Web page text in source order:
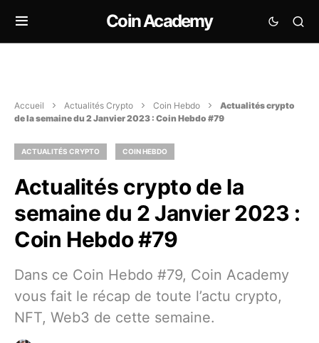
Coin Academy
Accueil Actualités Crypto Coin Hebdo
Actualités crypto
de la semaine du 2 Janvier 2023 : Coin Hebdo #79
ACTUALITÉS CRYPTO COIN HEBDO
Actualités crypto de la
semaine du 2 Janvier 2023 :
Coin Hebdo #79
Dans ce Coin Hebdo #79, Coin Academy
vous fait le récap de toute l’actu crypto,
NFT, Web3 de cette semaine.